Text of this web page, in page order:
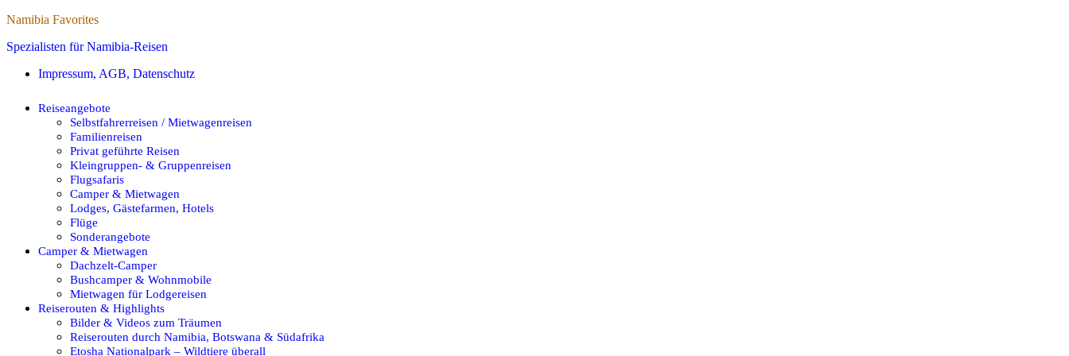
Namibia Favorites
Spezialisten für Namibia-Reisen
Impressum, AGB, Datenschutz
Reiseangebote
Selbstfahrerreisen / Mietwagenreisen
Familienreisen
Privat geführte Reisen
Kleingruppen- & Gruppenreisen
Flugsafaris
Camper & Mietwagen
Lodges, Gästefarmen, Hotels
Flüge
Sonderangebote
Camper & Mietwagen
Dachzelt-Camper
Bushcamper & Wohnmobile
Mietwagen für Lodgereisen
Reiserouten & Highlights
Bilder & Videos zum Träumen
Reiserouten durch Namibia, Botswana & Südafrika
Etosha Nationalpark – Wildtiere überall